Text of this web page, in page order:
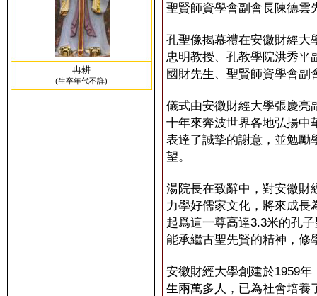
冉耕
(生卒年代不詳)
聖賢師資學會副會長陳德雲
孔聖像揭幕禮在安徽財經大
忠明教授、孔教學院洪秀平
國財先生、聖賢師資學會
儀式由安徽財經大學張慶亮
十年來奔波世界各地弘揚中
表達了誠摯的謝意，並勉勵
望。
湯院長在致辭中，對安徽財
力學好儒家文化，將來成長
起爲這一尊高達3.3米的孔
能承繼古聖先賢的精神，修
安徽財經大學創建於1959
生兩萬多人，已為社會培養